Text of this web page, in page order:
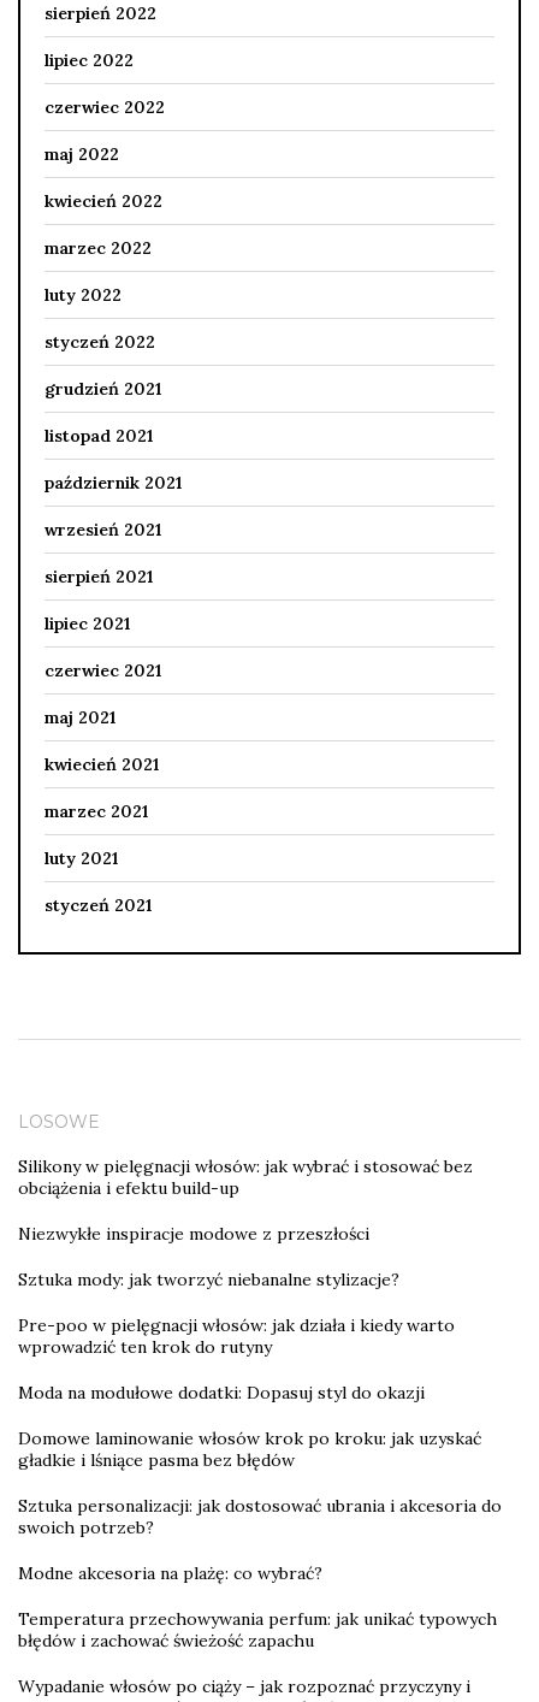
sierpień 2022
lipiec 2022
czerwiec 2022
maj 2022
kwiecień 2022
marzec 2022
luty 2022
styczeń 2022
grudzień 2021
listopad 2021
październik 2021
wrzesień 2021
sierpień 2021
lipiec 2021
czerwiec 2021
maj 2021
kwiecień 2021
marzec 2021
luty 2021
styczeń 2021
LOSOWE
Silikony w pielęgnacji włosów: jak wybrać i stosować bez
obciążenia i efektu build-up
Niezwykłe inspiracje modowe z przeszłości
Sztuka mody: jak tworzyć niebanalne stylizacje?
Pre-poo w pielęgnacji włosów: jak działa i kiedy warto
wprowadzić ten krok do rutyny
Moda na modułowe dodatki: Dopasuj styl do okazji
Domowe laminowanie włosów krok po kroku: jak uzyskać
gładkie i lśniące pasma bez błędów
Sztuka personalizacji: jak dostosować ubrania i akcesoria do
swoich potrzeb?
Modne akcesoria na plażę: co wybrać?
Temperatura przechowywania perfum: jak unikać typowych
błędów i zachować świeżość zapachu
Wypadanie włosów po ciąży – jak rozpoznać przyczyny i